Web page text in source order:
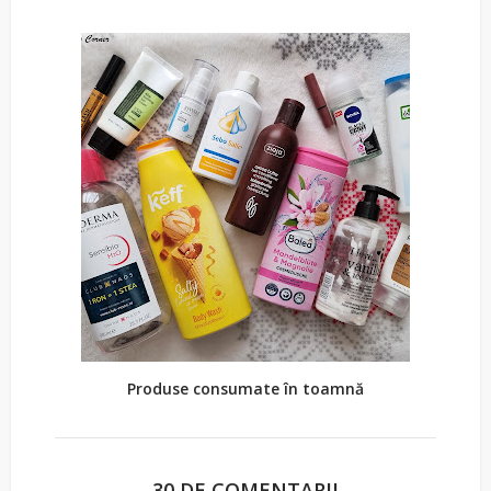
Produse consumate în toamnă